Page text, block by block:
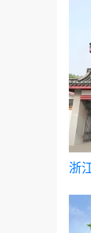
浙